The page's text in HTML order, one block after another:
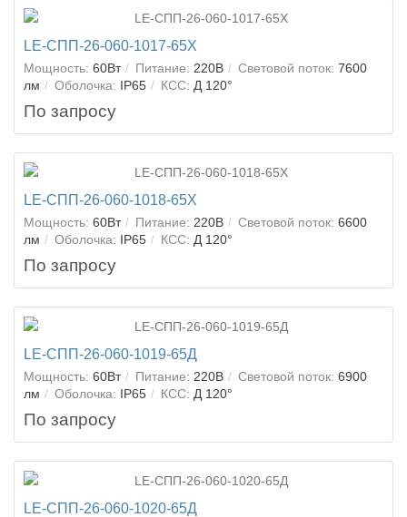
LE-СПП-26-060-1017-65Х
Мощность: 60Вт Питание: 220В Световой поток: 7600
лм
Оболочка: IP65 КСС: Д 120°
По запросу
LE-СПП-26-060-1018-65Х
Мощность: 60Вт Питание: 220В Световой поток: 6600
лм
Оболочка: IP65 КСС: Д 120°
По запросу
LE-СПП-26-060-1019-65Д
Мощность: 60Вт Питание: 220В Световой поток: 6900
лм
Оболочка: IP65 КСС: Д 120°
По запросу
LE-СПП-26-060-1020-65Д